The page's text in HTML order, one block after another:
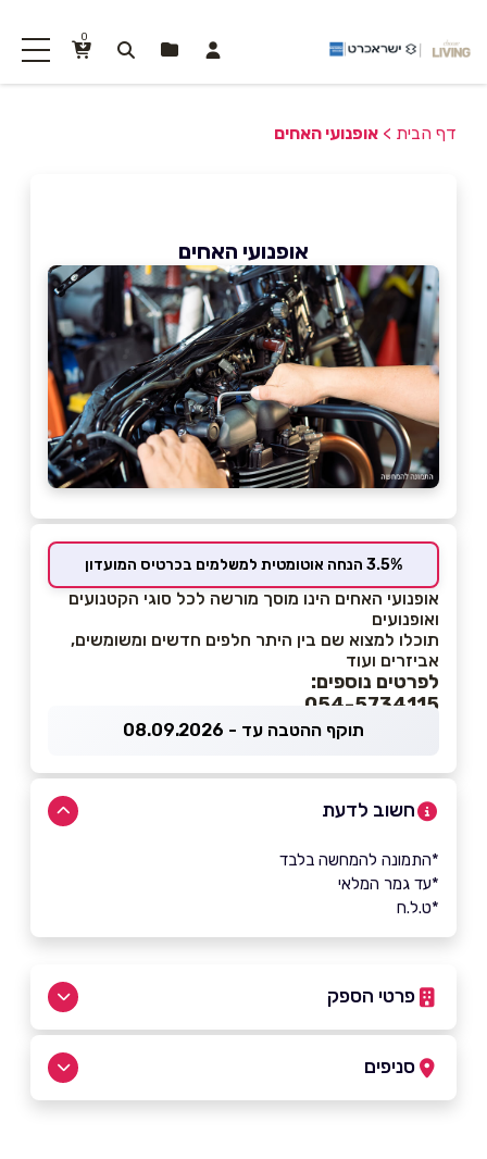
0
דף הבית > אופנועי האחים
אופנועי האחים
3.5% הנחה אוטומטית למשלמים בכרטיס המועדון
אופנועי האחים הינו מוסך מורשה לכל סוגי הקטנועים
ואופנועים
תוכלו למצוא שם בין היתר חלפים חדשים ומשומשים,
אביזרים ועוד
לפרטים נוספים:
054-5734115
תוקף ההטבה עד - 08.09.2026
חשוב לדעת
*התמונה להמחשה בלבד
*עד גמר המלאי
*ט.ל.ח
פרטי הספק
סניפים